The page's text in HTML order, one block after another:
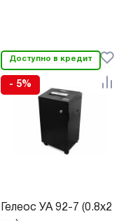
Доступно в кредит
- 5%
Гелеос УА 92-7 (0.8х2